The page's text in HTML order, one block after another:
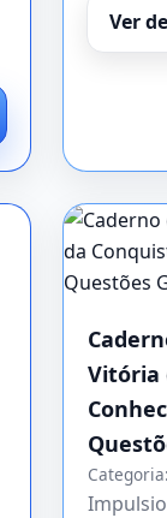
Ver
Vitória
Categoria: